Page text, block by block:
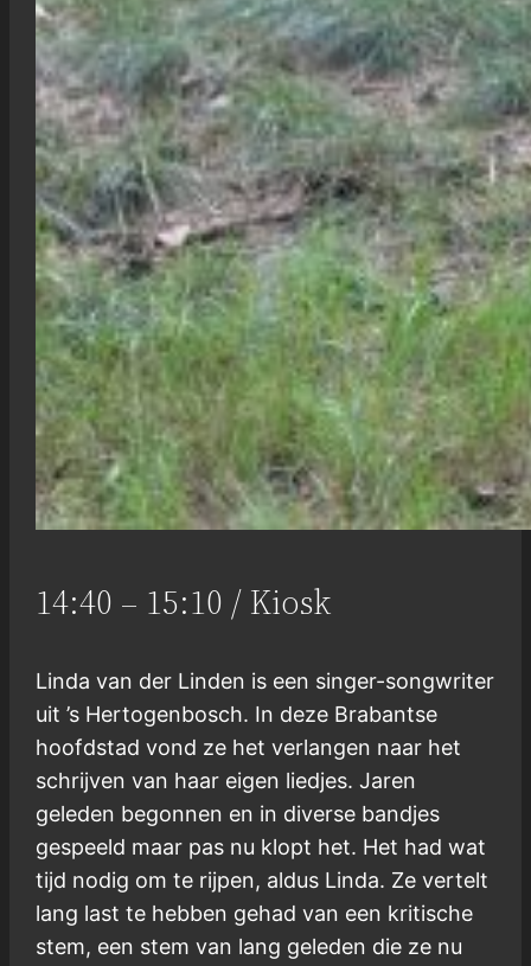
14:40 – 15:10 / Kiosk
Linda van der Linden is een singer-songwriter
uit ’s Hertogenbosch. In deze Brabantse
hoofdstad vond ze het verlangen naar het
schrijven van haar eigen liedjes. Jaren
geleden begonnen en in diverse bandjes
gespeeld maar pas nu klopt het. Het had wat
tijd nodig om te rijpen, aldus Linda. Ze vertelt
lang last te hebben gehad van een kritische
stem, een stem van lang geleden die ze nu